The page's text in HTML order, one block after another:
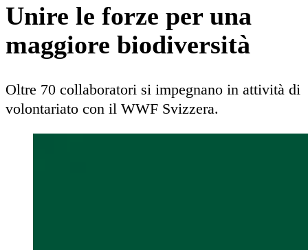
Unire le forze per una
maggiore biodiversità
Oltre 70 collaboratori si impegnano in attività di
volontariato con il WWF Svizzera.